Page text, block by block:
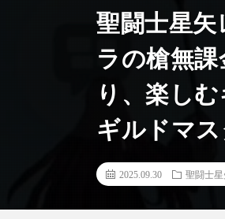
聖闘士星
ラの槍無
り、楽し
ギルドマ
2025.09.30 聖闘士星